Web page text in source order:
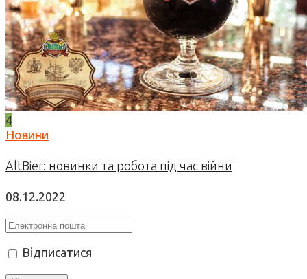
4
Новини
AltBier: новинки та робота під час війни
08.12.2022
Відписатися